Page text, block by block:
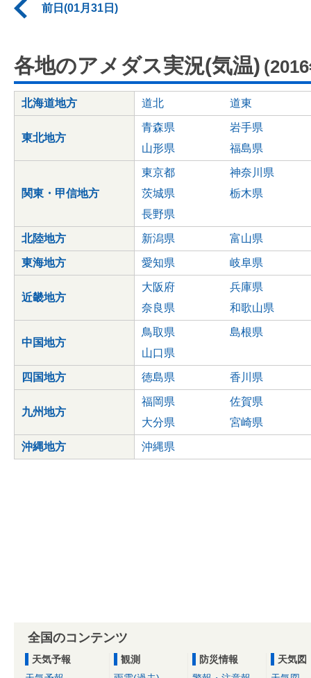
前日(01月31日)
各地のアメダス実況(気温)
北海道地方 道北 道東
東北地方
青森県
岩手県
山形県
福島県
関東・甲信地方
東京都
神奈川県
茨城県
栃木県
長野県
北陸地方 新潟県 富山県
東海地方 愛知県 岐阜県
近畿地方
大阪府
兵庫県
奈良県
和歌山県
中国地方
鳥取県
島根県
山口県
四国地方 徳島県 香川県
九州地方
福岡県
佐賀県
大分県
宮崎県
沖縄地方 沖縄県
全国のコンテンツ
天気予報
観測
防災情報
天気図